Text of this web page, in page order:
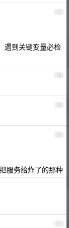
17
遇到关键变量必检
18
19
20
服务给炸了的那种
21